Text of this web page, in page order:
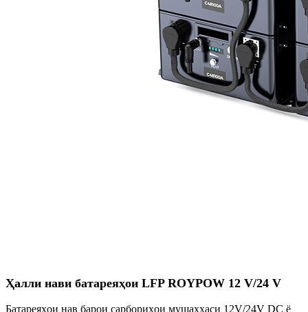
Ҳалли нави батареяҳои LFP ROYPOW 12 V/24 V
Батареяҳои нав барои сарбориҳои мушаххаси 12V/24V DC ё